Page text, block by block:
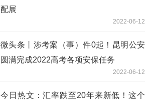
配展
2022-06-12
微头条丨涉考案（事）件0起！昆明公安
圆满完成2022高考各项安保任务
2022-06-12
今日热文：汇率跌至20年来新低！这个